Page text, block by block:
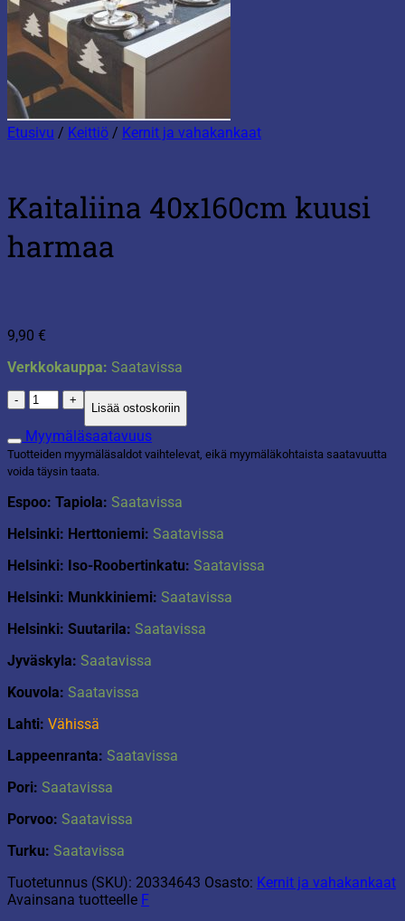
Etusivu / Keittiö / Kernit ja vahakankaat
Kaitaliina 40x160cm kuusi
harmaa
9,90 €
Verkkokauppa: Saatavissa
Kaitaliina
40x160cm
kuusi
harmaa
määrä
Lisää ostoskoriin
Myymäläsaatavuus
Tuotteiden myymäläsaldot vaihtelevat, eikä myymäläkohtaista saatavuutta
voida täysin taata.
Espoo: Tapiola: Saatavissa
Helsinki: Herttoniemi: Saatavissa
Helsinki: Iso-Roobertinkatu: Saatavissa
Helsinki: Munkkiniemi: Saatavissa
Helsinki: Suutarila: Saatavissa
Jyväskyla: Saatavissa
Kouvola: Saatavissa
Lahti: Vähissä
Lappeenranta: Saatavissa
Pori: Saatavissa
Porvoo: Saatavissa
Turku: Saatavissa
Tuotetunnus (SKU): 20334643 Osasto: Kernit ja vahakankaat
Avainsana tuotteelle F